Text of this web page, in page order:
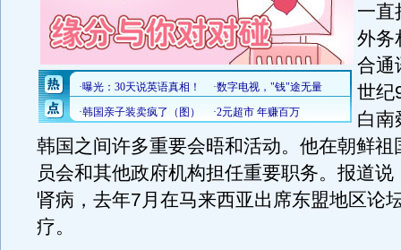
一直
外务
合通
世纪
白南
韩国之间许多重要会晤和活动。他在朝鲜祖
员会和其他政府机构担任重要职务。报道说
肾病，去年7月在马来西亚出席东盟地区论
疗。